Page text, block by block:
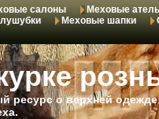
салоны Меховые
Меховые шапки
ресурс о верхней одежде